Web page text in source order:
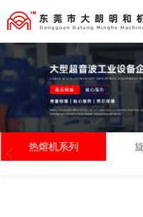
首
于
我
产
新 热熔机系列